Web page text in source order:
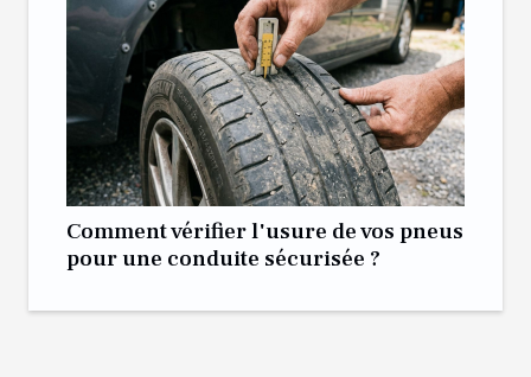
Comment vérifier l'usure de vos pneus
pour une conduite sécurisée ?